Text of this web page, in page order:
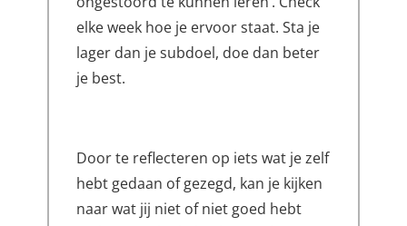
elke week hoe je ervoor staat. Sta je
lager dan je subdoel, doe dan beter
je best.
Door te reflecteren op iets wat je zelf
hebt gedaan of gezegd, kan je kijken
naar wat jij niet of niet goed hebt